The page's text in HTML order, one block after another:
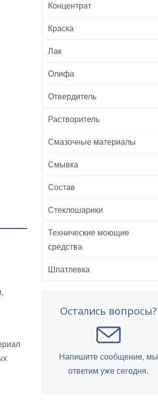
Концентрат
Краска
Лак
Олифа
Отвердитель
Растворитель
Смазочные материалы
Смывка
Состав
Стеклошарики
Технические моющие
средства
Шпатлевка
Остались вопросы?
Напишите сообщение, мы
ответим уже сегодня.